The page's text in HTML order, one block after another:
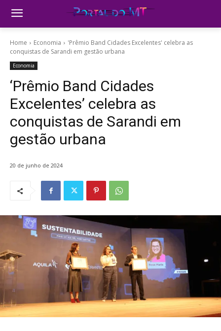
Home Economia
'Prêmio Band Cidades Excelentes' celebra as
conquistas de Sarandi em gestão urbana
Economia
‘Prêmio Band Cidades
Excelentes’ celebra as
conquistas de Sarandi em
gestão urbana
20 de junho de 2024